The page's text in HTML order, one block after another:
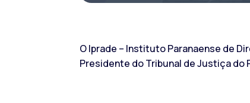
O Iprade – Instituto Paranaense de
Presidente do Tribunal de Justiça do